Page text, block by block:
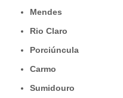
Mendes
Rio Claro
Porciúncula
Carmo
Sumidouro